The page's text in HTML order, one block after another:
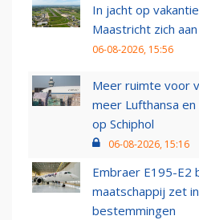
In jacht op
Maastricht zich
06-08-2026, 15:56
Meer ruimte voor
meer Lufthansa
op Schiphol
06-08-2026, 15:16
Embraer E195-E2
maatschappij zet
bestemmingen